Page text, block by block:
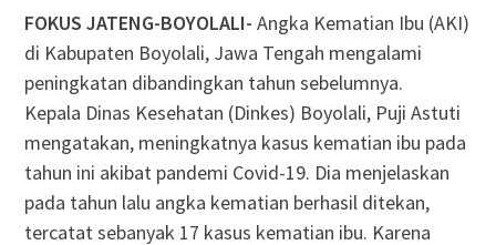
FOKUS JATENG-BOYOLALI- Angka Kematian Ibu (AKI)
di Kabupaten Boyolali, Jawa Tengah mengalami
peningkatan dibandingkan tahun sebelumnya.
Kepala Dinas Kesehatan (Dinkes) Boyolali, Puji Astuti
mengatakan, meningkatnya kasus kematian ibu pada
tahun ini akibat pandemi Covid-19. Dia menjelaskan
pada tahun lalu angka kematian berhasil ditekan,
tercatat sebanyak 17 kasus kematian ibu. Karena